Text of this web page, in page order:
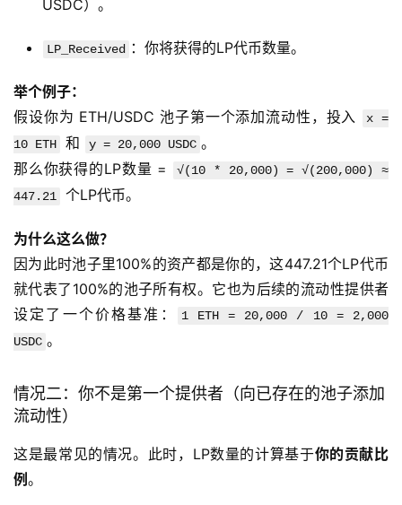
USDC）。
LP_Received ：你将获得的LP代币数量。
举个例子：
假设你为 ETH/USDC 池子第一个添加流动性，投入
x =
10 ETH
和 y = 20,000 USDC 。
那么你获得的LP数量 =
√(10 * 20,000) = √(200,000) ≈
447.21
个LP代币。
为什么这么做？
因为此时池子里100%的资产都是你的，这447.21个LP代币
就代表了100%的池子所有权。它也为后续的流动性提供者
设定了一个价格基准：
1 ETH = 20,000 / 10 = 2,000
USDC 。
情况二：你不是第一个提供者（向已存在的池子添加
流动性）
这是最常见的情况。此时，LP数量的计算基于你的贡献比
例。